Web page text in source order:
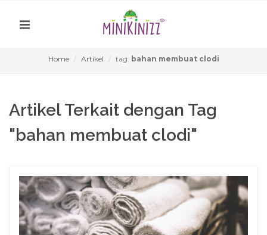
Home Artikel tag: bahan membuat clodi
Artikel Terkait dengan Tag
"bahan membuat clodi"